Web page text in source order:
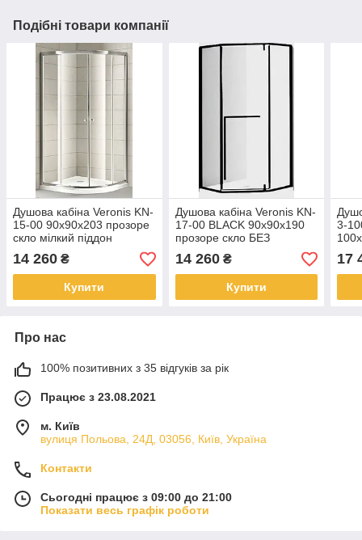
Подібні товари компанії
Душова кабіна Veronis KN-
15-00 90х90х203 прозоре
скло мілкий піддон
14 260 ₴
Купити
Душова кабіна Veronis KN-
17-00 BLACK 90х90х190
прозоре скло БЕЗ
ПІДДОНУ
14 260₴
Купити
3-
скло
17
Про нас
100% позитивних з 35 відгуків за рік
Працює з 23.08.2021
м. Київ
вулиця Польова, 24Д, 03056, Київ, Україна
Контакти
Сьогодні працює з 09:00 до 21:00
Показати весь графік роботи